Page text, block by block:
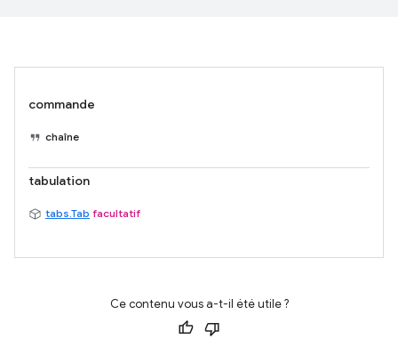
commande
chaîne
tabulation
tabs.Tab facultatif
Ce contenu vous a-t-il été utile ?